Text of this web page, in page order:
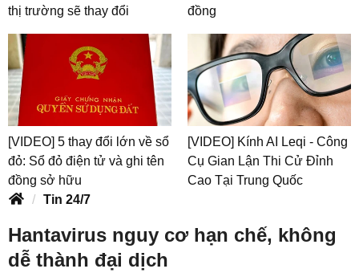
thị trường sẽ thay đổi
đồng
[VIDEO] 5 thay đổi lớn về sổ
đỏ: Sổ đỏ điện tử và ghi tên
đồng sở hữu
[VIDEO] Kính AI Leqi - Công
Cụ Gian Lận Thi Cử Đỉnh
Cao Tại Trung Quốc
Tin 24/7
Hantavirus nguy cơ hạn chế, không
dễ thành đại dịch